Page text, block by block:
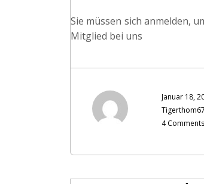
Sie müssen sich anmelden,
Mitglied bei uns
Januar 18,
Tigerthom67
4 Comments